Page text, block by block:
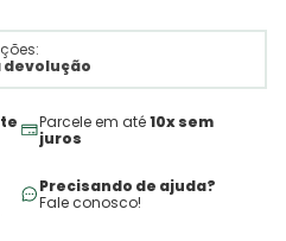
devolução
Parcele em até10x sem
juros
Precisando de ajuda?
Fale conosco!